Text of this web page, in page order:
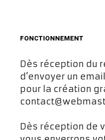
FONCTIONNEMENT
Dès réception du
d’envoyer un
pour la création
Dès réception de